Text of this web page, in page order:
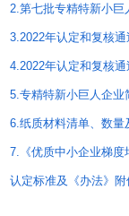
2.第七批专精特新小巨
3.2022年认定和复核
4.2022年认定和复核
5.专精特新小巨人企业
6.纸质材料清单、数量
7.《优质中小企业梯
认定标准及《办法》